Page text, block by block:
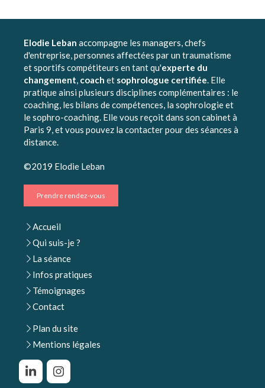
Elodie Leban accompagne les managers, chefs
d'entreprise, personnes affectées par un traumatisme
et sportifs compétiteurs en tant qu'experte du
changement, coach et sophrologue certifiée. Elle
pratique ainsi plusieurs disciplines complémentaires : le
coaching, les bilans de compétences, la sophrologie et
le sophro-coaching. Elle vous reçoit dans son cabinet à
Paris 9, et vous pouvez la contacter pour des séances à
distance.
©2019 Elodie Leban
Prendre rendez-vous
Accueil
Qui suis-je ?
La séance
Infos pratiques
Témoignages
Contact
Plan du site
Mentions légales